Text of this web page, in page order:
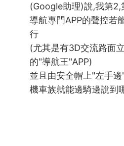
(Google助理)說,我第
導航專門APP的聲控若
行
(尤其是有3D交流路面
的"導航王"APP)
並且由安全帽上"左手
機車族就能邊騎邊說到